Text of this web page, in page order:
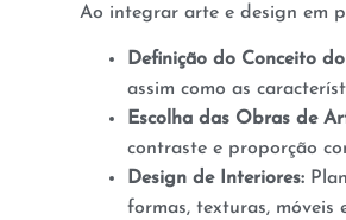
Ao integrar arte e design em
Definição do Conceito
assim como as
Escolha das Obras de
contraste e proporção
Design de Interiores:
formas, texturas, móveis